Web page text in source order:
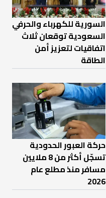
السورية للكهرباء والحرفي
السعودية توقعان ثلاث
اتفاقيات لتعزيز أمن
الطاقة
حركة العبور الحدودية
تسجّل أكثر من 8 ملايين
مسافر منذ مطلع عام
2026